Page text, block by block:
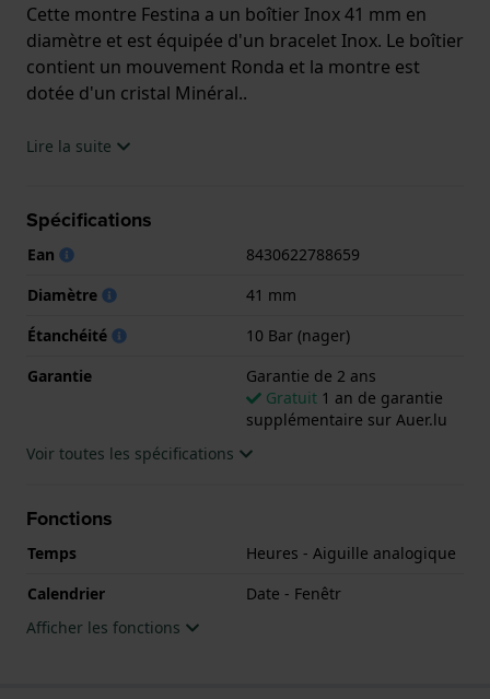
Cette montre Festina a un boîtier Inox 41 mm en
diamètre et est équipée d'un bracelet Inox. Le boîtier
contient un mouvement Ronda et la montre est
dotée d'un cristal Minéral..
La montre est 10 ATM. Cela signifie que la montre
.
Lire la suite
Spécifications
Ean
8430622788659
Diamètre
41 mm
Étanchéité
10 Bar (nager)
Garantie
Garantie de 2 ans
Gratuit 1 an de garantie
supplémentaire sur Auer.lu
Voir toutes les spécifications
Fonctions
Temps
Heures - Aiguille analogique
Calendrier
Date - Fenêtr
Afficher les fonctions